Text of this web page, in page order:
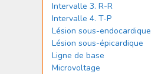
Intervalle 3. R-R
Intervalle 4. T-P
Lésion sous-endocardique
Lésion sous-épicardique
Ligne de base
Microvoltage